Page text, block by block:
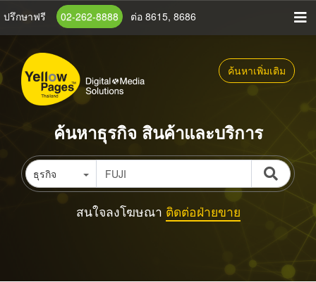
ข้าม
เนื้อหา
หลัก
ปรึกษาฟรี 02-262-8888 ต่อ 8615, 8686
ค้นหาเพิ่มเติม
ค้นหาธุรกิจ สินค้าและบริการ
ธุรกิจ
สนใจลงโฆษณา ติดต่อฝ่ายขาย